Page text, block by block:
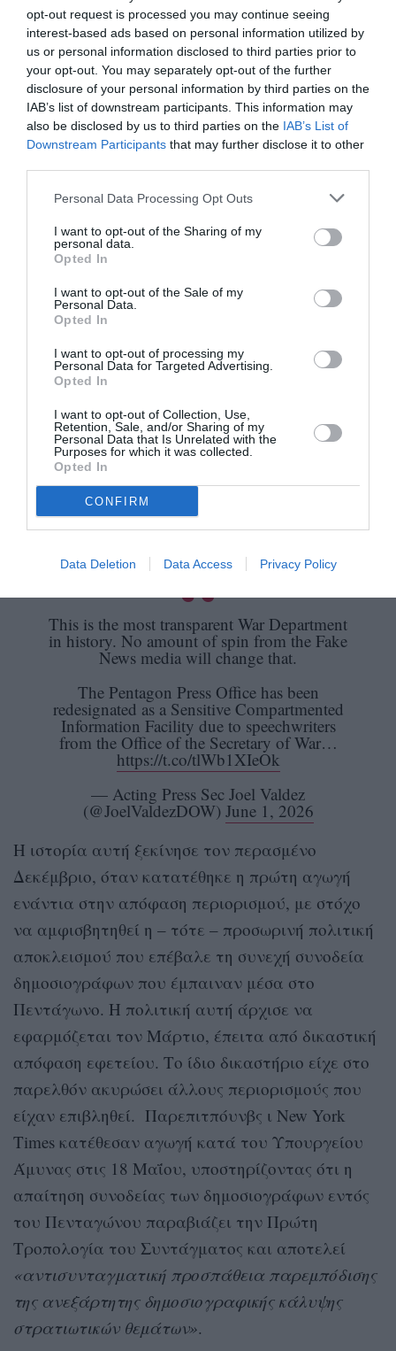
opt-out request is processed you may continue seeing
interest-based ads based on personal information utilized by
us or personal information disclosed to third parties prior to
your opt-out. You may separately opt-out of the further
disclosure of your personal information by third parties on the
IAB’s list of downstream participants. This information may
also be disclosed by us to third parties on the IAB’s List of
Downstream Participants that may further disclose it to other
Personal Data Processing Opt Outs
I want to opt-out of the Sharing of my
personal data.
Opted In
I want to opt-out of the Sale of my
Personal Data.
Opted In
I want to opt-out of processing my
Personal Data for Targeted Advertising.
Opted In
I want to opt-out of Collection, Use,
Retention, Sale, and/or Sharing of my
Personal Data that Is Unrelated with the
Purposes for which it was collected.
Opted In
CONFIRM
Data Deletion Data Access Privacy Policy
δημοσιογράφοι του Πενταγώνου είχαν ελεύθερη
πρόσβαση σε μεγάλο μέρος του κτιρίου,
προκειμένου να επικοινωνούν με
αξιωματούχους Τύπου. Ωστόσο, τον περασμένο
Οκτώβριο, τα περισσότερα μέσα ενημέρωσης
παρέδωσαν τις κάρτες εισόδου τους και
αποχώρησαν από το Πεντάγωνο, αρνούμενα να
αποδεχθούν τους νέους κυβερνητικούς
περιορισμούς στη δουλειά τους.
This is the most transparent War Department
in history. No amount of spin from the Fake
News media will change that.
The Pentagon Press Office has been
redesignated as a Sensitive Compartmented
Information Facility due to speechwriters
from the Office of the Secretary of War…
https://t.co/tlWb1XIeOk
— Acting Press Sec Joel Valdez
(@JoelValdezDOW) June 1, 2026
Η ιστορία αυτή ξεκίνησε τον περασμένο
Δεκέμβριο, όταν κατατέθηκε η πρώτη αγωγή
ενάντια στην απόφαση περιορισμού, με στόχο
να αμφισβητηθεί η – τότε – προσωρινή πολιτική
αποκλεισμού που επέβαλε τη συνεχή συνοδεία
δημοσιογράφων που έμπαιναν μέσα στο
Πεντάγωνο. Η πολιτική αυτή άρχισε να
εφαρμόζεται τον Μάρτιο, έπειτα από δικαστική
απόφαση εφετείου. Το ίδιο δικαστήριο είχε στο
παρελθόν ακυρώσει άλλους περιορισμούς που
είχαν επιβληθεί. Παρεπιτπόυνβς ι New York
Times κατέθεσαν αγωγή κατά του Υπουργείου
Άμυνας στις 18 Μαΐου, υποστηρίζοντας ότι η
απαίτηση συνοδείας των δημοσιογράφων εντός
του Πενταγώνου παραβιάζει την Πρώτη
Τροπολογία του Συντάγματος και αποτελεί
«αντισυνταγματική προσπάθεια παρεμπόδισης
της ανεξάρτητης δημοσιογραφικής κάλυψης
στρατιωτικών θεμάτων».